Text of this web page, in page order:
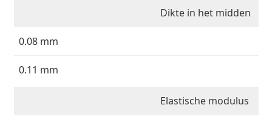
Dikte in het midden
0.08 mm
0.11 mm
Elastische modulus